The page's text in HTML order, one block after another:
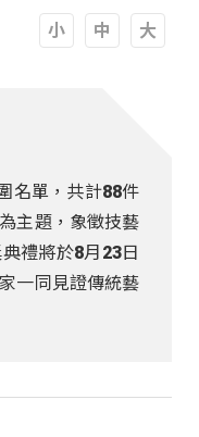
名單，共計88件
主題，象徵技藝
禮將於8月23日
一同見證傳統藝